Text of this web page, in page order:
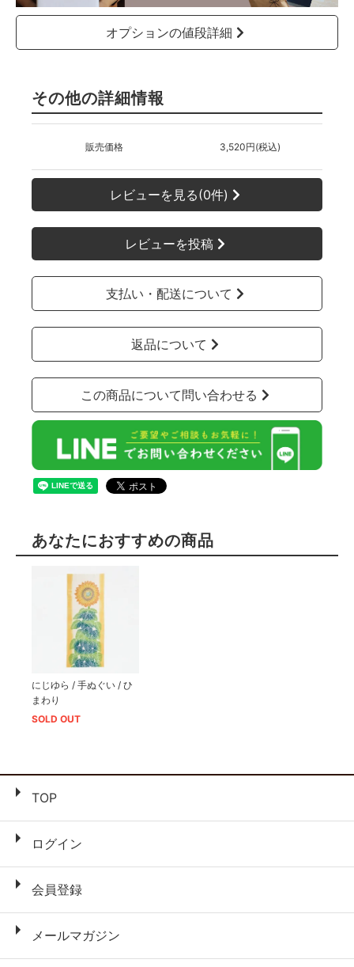
オプションの値段詳細
その他の詳細情報
販売価格 3,520円(税込)
レビューを見る(0件)
レビューを投稿
支払い・配送について
返品について
この商品について問い合わせる
あなたにおすすめの商品
にじゆら / 手ぬぐい / ひ
まわり
SOLD OUT
TOP
ログイン
会員登録
メールマガジン